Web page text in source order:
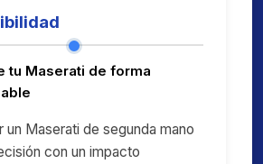
tu Maserati de forma
un Maserati de segunda mano
con un impacto